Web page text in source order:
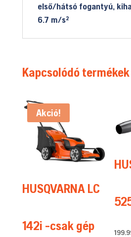
első/hátsó fogantyú,
6.7 m/s²
Kapcsolódó termékek
Akció!
HUSQVARNA LC
142i -csak gép